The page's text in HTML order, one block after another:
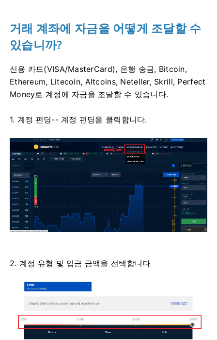
거래 계좌에 자금을 어떻게 조달할 수
있습니까?
신용 카드(VISA/MasterCard), 은행 송금, Bitcoin,
Ethereum, Litecoin, Altcoins, Neteller, Skrill, Perfect
Money로 계정에 자금을 조달할 수 있습니다.
1. 계정 펀딩-- 계정 펀딩을 클릭합니다.
2. 계정 유형 및 입금 금액을 선택합니다